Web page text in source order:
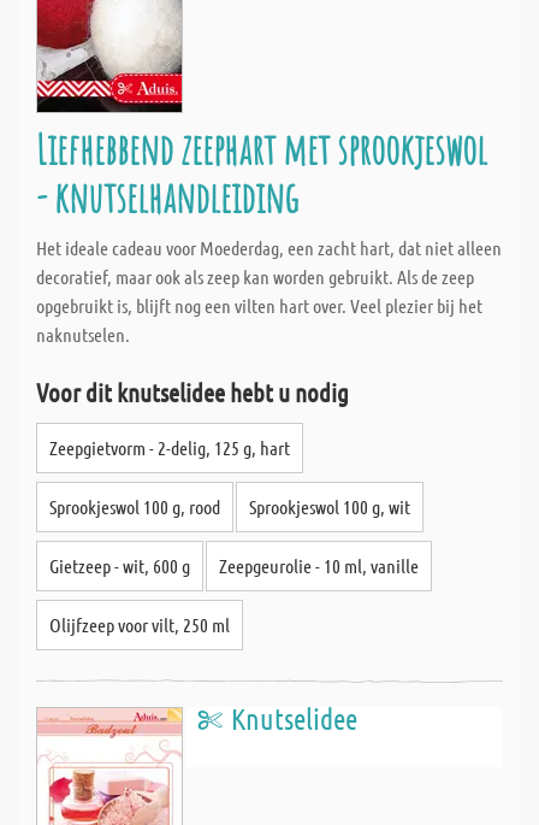
Liefhebbend zeephart met sprookjeswol
- knutselhandleiding
Het ideale cadeau voor Moederdag, een zacht hart, dat niet alleen
decoratief, maar ook als zeep kan worden gebruikt. Als de zeep
opgebruikt is, blijft nog een vilten hart over. Veel plezier bij het
naknutselen.
Voor dit knutselidee hebt u nodig
Zeepgietvorm - 2-delig, 125 g, hart
Sprookjeswol 100 g, rood Sprookjeswol 100 g, wit
Gietzeep - wit, 600 g Zeepgeurolie - 10 ml, vanille
Olijfzeep voor vilt, 250 ml
Knutselidee